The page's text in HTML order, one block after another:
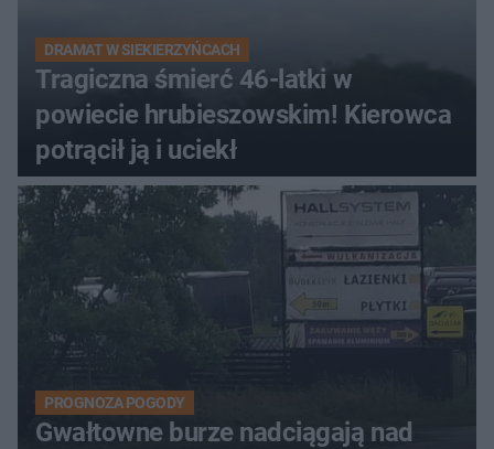
DRAMAT W SIEKIERZYŃCACH
Tragiczna śmierć 46-latki w
powiecie hrubieszowskim! Kierowca
potrącił ją i uciekł
PROGNOZA POGODY
Gwałtowne burze nadciągają nad